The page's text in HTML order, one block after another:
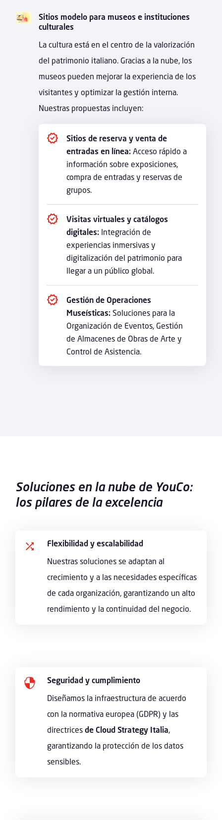
Sitios modelo para museos e instituciones
culturales
La cultura está en el centro de la valorización
del patrimonio italiano. Gracias a la nube, los
museos pueden mejorar la experiencia de los
visitantes y optimizar la gestión interna.
Nuestras propuestas incluyen:
Sitios de reserva y venta de
entradas en línea: Acceso rápido a
información sobre exposiciones,
compra de entradas y reservas de
grupos.
Visitas virtuales y catálogos
digitales: Integración de
experiencias inmersivas y
digitalización del patrimonio para
llegar a un público global.
Gestión de Operaciones
Museísticas: Soluciones para la
Organización de Eventos, Gestión
de Almacenes de Obras de Arte y
Control de Asistencia.
Soluciones en la nube de YouCo:
los pilares de la excelencia
Flexibilidad y escalabilidad
Nuestras soluciones se adaptan al
crecimiento y a las necesidades específicas
de cada organización, garantizando un alto
rendimiento y la continuidad del negocio.

Seguridad y cumplimiento
Diseñamos la infraestructura de acuerdo
con la normativa europea (GDPR) y las
directrices de Cloud Strategy Italia,
garantizando la protección de los datos
sensibles.